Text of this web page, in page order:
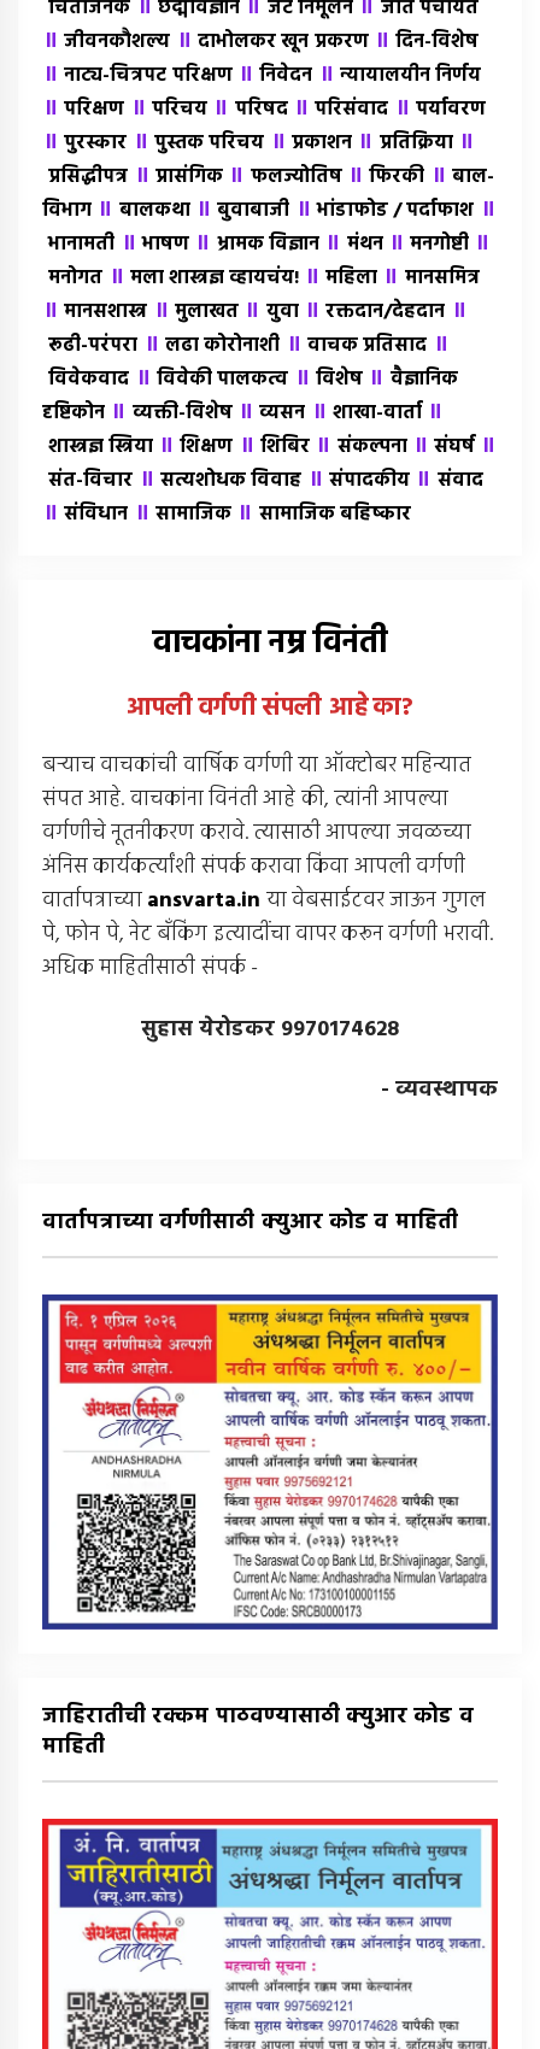
चिंताजनक ॥ छद्मविज्ञान ॥ जट निर्मूलन ॥ जात पंचायत
॥जीवनकौशल्य ॥ दाभोलकर खून प्रकरण ॥दिन-विशेष
॥नाट्य-चित्रपट परिक्षण ॥निवेदन ॥ न्यायालयीन निर्णय
॥परिक्षण ॥ परिचय ॥ परिषद ॥परिसंवाद ॥ पर्यावरण
॥पुरस्कार ॥ पुस्तक परिचय ॥ प्रकाशन ॥ प्रतिक्रिया ॥
प्रसिद्धीपत्र ॥ प्रासंगिक ॥ फलज्योतिष ॥फिरकी ॥ बाल-
विभाग ॥ बालकथा ॥बुवाबाजी ॥भांडाफोड / पर्दाफाश ॥
भानामती ॥भाषण ॥ भ्रामक विज्ञान ॥ मंथन ॥मनगोष्टी ॥
मनोगत ॥ मला शास्त्रज्ञ व्हायचंय! ॥महिला ॥ मानसमित्र
॥मानसशास्त्र ॥ मुलाखत ॥ युवा ॥रक्तदान/देहदान ॥
रूढी-परंपरा ॥ लढा कोरोनाशी ॥ वाचक प्रतिसाद ॥
विवेकवाद ॥ विवेकी पालकत्व ॥ विशेष ॥ वैज्ञानिक
दृष्टिकोन ॥ व्यक्ती-विशेष ॥व्यसन ॥ शाखा-वार्ता ॥
शास्त्रज्ञ स्त्रिया ॥शिक्षण ॥ शिबिर ॥ संकल्पना ॥संघर्ष ॥
संत-विचार ॥ सत्यशोधक विवाह ॥ संपादकीय ॥ संवाद
॥संविधान ॥ सामाजिक ॥ सामाजिक बहिष्कार
वाचकांना नम्र विनंती
आपली वर्गणी संपली आहेका?
बर्‍याच वाचकांची वार्षिक वर्गणी या ऑक्टोबर महिन्यात
संपत आहे. वाचकांना विनंती आहे की, त्यांनी आपल्या
वर्गणीचे नूतनीकरण करावे. त्यासाठी आपल्या जवळच्या
अंनिस कार्यकर्त्यांशी संपर्क करावा किंवा आपली वर्गणी
वार्तापत्राच्याansvarta.in या वेबसाईटवर जाऊन गुगल
पे, फोन पे, नेट बँकिंग इत्यादींचा वापर करून वर्गणी भरावी.
अधिक माहितीसाठी संपर्क -
सुहास येरोडकर 9970174628
- व्यवस्थापक
वार्तापत्राच्या वर्गणीसाठी क्युआर कोड व माहिती
जाहिरातीची रक्कम पाठवण्यासाठी क्युआर कोड व
माहिती